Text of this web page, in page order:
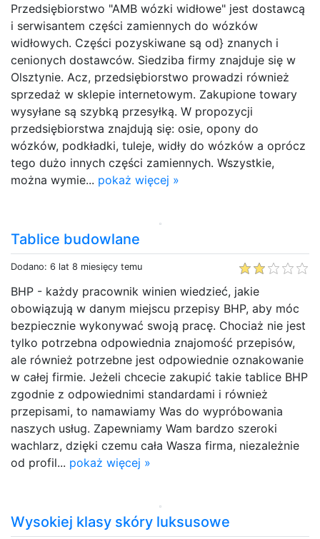
Przedsiębiorstwo "AMB wózki widłowe" jest dostawcą
i serwisantem części zamiennych do wózków
widłowych. Części pozyskiwane są od} znanych i
cenionych dostawców. Siedziba firmy znajduje się w
Olsztynie. Acz, przedsiębiorstwo prowadzi również
sprzedaż w sklepie internetowym. Zakupione towary
wysyłane są szybką przesyłką. W propozycji
przedsiębiorstwa znajdują się: osie, opony do
wózków, podkładki, tuleje, widły do wózków a oprócz
tego dużo innych części zamiennych. Wszystkie,
można wymie... pokaż więcej »
Tablice budowlane
Dodano: 6 lat 8 miesięcy temu
BHP - każdy pracownik winien wiedzieć, jakie
obowiązują w danym miejscu przepisy BHP, aby móc
bezpiecznie wykonywać swoją pracę. Chociaż nie jest
tylko potrzebna odpowiednia znajomość przepisów,
ale również potrzebne jest odpowiednie oznakowanie
w całej firmie. Jeżeli chcecie zakupić takie tablice BHP
zgodnie z odpowiednimi standardami i również
przepisami, to namawiamy Was do wypróbowania
naszych usług. Zapewniamy Wam bardzo szeroki
wachlarz, dzięki czemu cała Wasza firma, niezależnie
od profil... pokaż więcej »
Wysokiej klasy skóry luksusowe